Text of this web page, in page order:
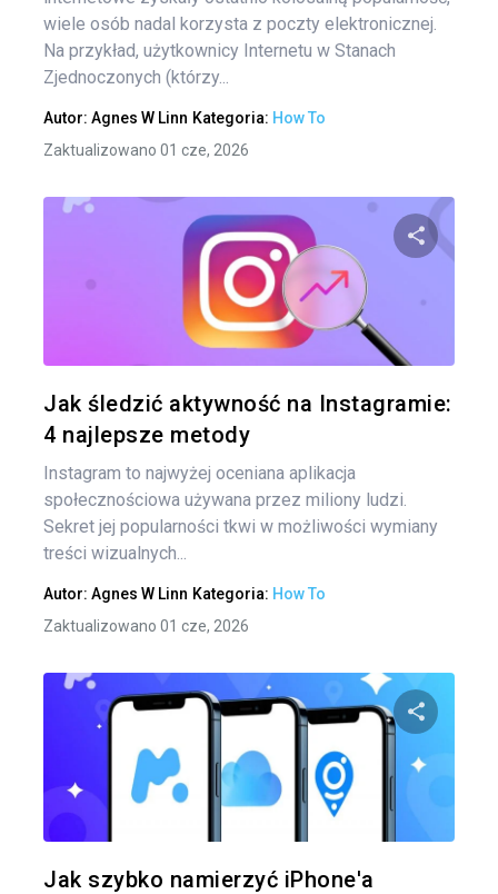
wiele osób nadal korzysta z poczty elektronicznej.
Na przykład, użytkownicy Internetu w Stanach
Zjednoczonych (którzy...
Autor: Agnes W Linn Kategoria: How To
Zaktualizowano 01 cze, 2026
Jak śledzić aktywność na Instagramie:
4 najlepsze metody
Instagram to najwyżej oceniana aplikacja
społecznościowa używana przez miliony ludzi.
Sekret jej popularności tkwi w możliwości wymiany
treści wizualnych...
Autor: Agnes W Linn Kategoria: How To
Zaktualizowano 01 cze, 2026
Jak szybko namierzyć iPhone'a